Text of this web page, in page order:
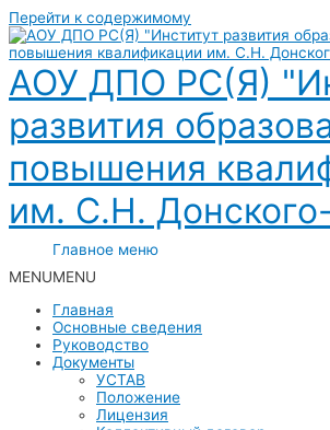
Перейти к содержимому
АОУ ДПО РС(Я)
развития
повышения
им. С.Н.
Главное меню
MENUMENU
Главная
Основные сведения
Руководство
Документы
УСТАВ
Положение
Лицензия